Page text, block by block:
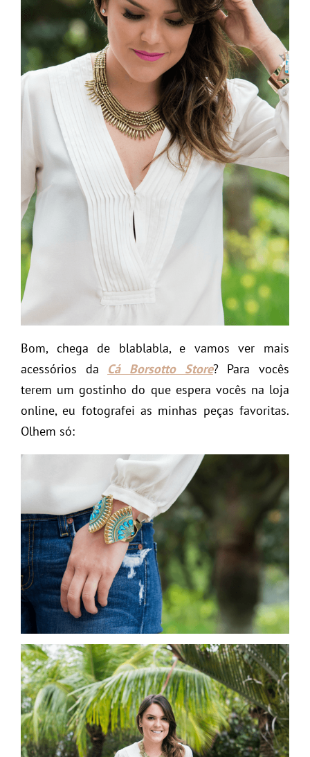
Bom, chega de blablabla, e vamos ver mais
acessórios da Cá Borsotto Store? Para vocês
terem um gostinho do que espera vocês na loja
online, eu fotografei as minhas peças favoritas.
Olhem só: